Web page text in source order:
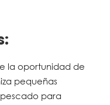
:
la oportunidad de
pequeñas
para